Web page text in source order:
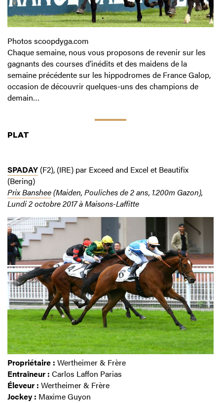
Photos scoopdyga.com
Chaque semaine, nous vous proposons de revenir sur les
gagnants des courses d’inédits et des maidens de la
semaine précédente sur les hippodromes de France Galop,
occasion de découvrir quelques-uns des champions de
demain…
PLAT
SPADAY (F2), (IRE) par Exceed and Excel et Beautifix
(Bering)
Prix Banshee(Maiden, Pouliches de 2 ans, 1.200m Gazon),
Lundi 2 octobre 2017 à Maisons-Laffitte
Propriétaire : Wertheimer & Frère
Entraîneur : Carlos Laffon Parias
Éleveur : Wertheimer & Frère
Jockey : Maxime Guyon